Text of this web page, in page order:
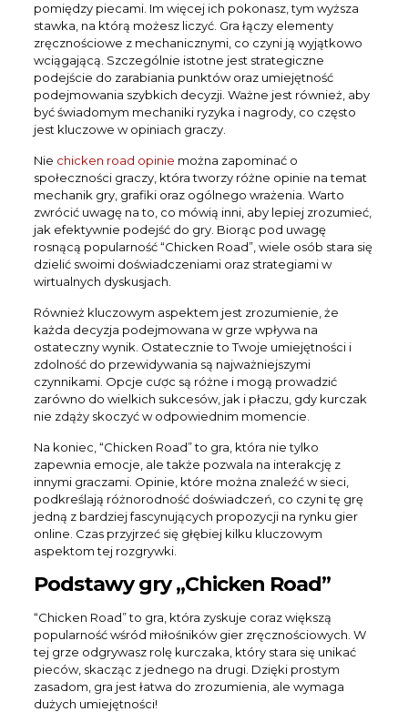
pomiędzy piecami. Im więcej ich pokonasz, tym wyższa
stawka, na którą możesz liczyć. Gra łączy elementy
zręcznościowe z mechanicznymi, co czyni ją wyjątkowo
wciągającą. Szczególnie istotne jest strategiczne
podejście do zarabiania punktów oraz umiejętność
podejmowania szybkich decyzji. Ważne jest również, aby
być świadomym mechaniki ryzyka i nagrody, co często
jest kluczowe w opiniach graczy.
Nie chicken road opinie można zapominać o
społeczności graczy, która tworzy różne opinie na temat
mechanik gry, grafiki oraz ogólnego wrażenia. Warto
zwrócić uwagę na to, co mówią inni, aby lepiej zrozumieć,
jak efektywnie podejść do gry. Biorąc pod uwagę
rosnącą popularność “Chicken Road”, wiele osób stara się
dzielić swoimi doświadczeniami oraz strategiami w
wirtualnych dyskusjach.
Również kluczowym aspektem jest zrozumienie, że
każda decyzja podejmowana w grze wpływa na
ostateczny wynik. Ostatecznie to Twoje umiejętności i
zdolność do przewidywania są najważniejszymi
czynnikami. Opcje cược są różne i mogą prowadzić
zarówno do wielkich sukcesów, jak i płaczu, gdy kurczak
nie zdąży skoczyć w odpowiednim momencie.
Na koniec, “Chicken Road” to gra, która nie tylko
zapewnia emocje, ale także pozwala na interakcję z
innymi graczami. Opinie, które można znaleźć w sieci,
podkreślają różnorodność doświadczeń, co czyni tę grę
jedną z bardziej fascynujących propozycji na rynku gier
online. Czas przyjrzeć się głębiej kilku kluczowym
aspektom tej rozgrywki.
Podstawy gry „Chicken Road”
“Chicken Road” to gra, która zyskuje coraz większą
popularność wśród miłośników gier zręcznościowych. W
tej grze odgrywasz rolę kurczaka, który stara się unikać
pieców, skacząc z jednego na drugi. Dzięki prostym
zasadom, gra jest łatwa do zrozumienia, ale wymaga
dużych umiejętności!